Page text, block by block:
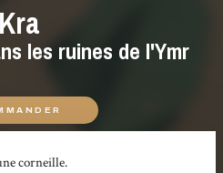
Kra
les ruines de l'Ymr
corneille.